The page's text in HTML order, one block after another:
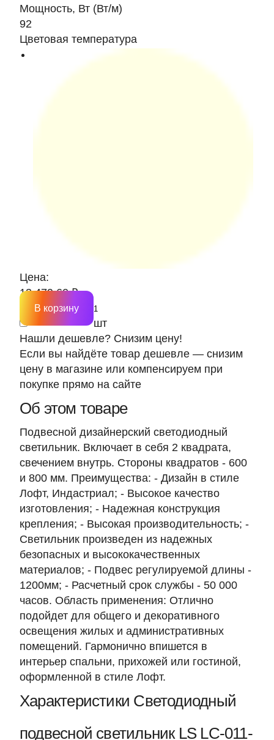
Мощность, Вт (Вт/м)
92
Цветовая температура
Цена:
13 479.60 ₽
шт
В корзину
Нашли дешевле? Снизим цену!
Если вы найдёте товар дешевле — снизим
цену в магазине или компенсируем при
покупке прямо на сайте
Об этом товаре
Подвесной дизайнерский светодиодный
светильник. Включает в себя 2 квадрата,
свечением внутрь. Стороны квадратов - 600
и 800 мм. Преимущества: - Дизайн в стиле
Лофт, Индастриал; - Высокое качество
изготовления; - Надежная конструкция
крепления; - Высокая производительность; -
Светильник произведен из надежных
безопасных и высококачественных
материалов; - Подвес регулируемой длины -
1200мм; - Расчетный срок службы - 50 000
часов. Область применения: Отлично
подойдет для общего и декоративного
освещения жилых и административных
помещений. Гармонично впишется в
интерьер спальни, прихожей или гостиной,
оформленной в стиле Лофт.
Характеристики Светодиодный
подвесной светильник LS LC-011-